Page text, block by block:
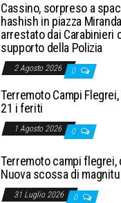
Cassino, sorpreso a
hashish in piazza
arrestato dai Carabinieri
supporto della Polizia
2 Agosto 2026 0
Terremoto Campi
21 i feriti
1 Agosto 2026 0
Terremoto campi
Nuova scossa di
31 Luglio 2026 0